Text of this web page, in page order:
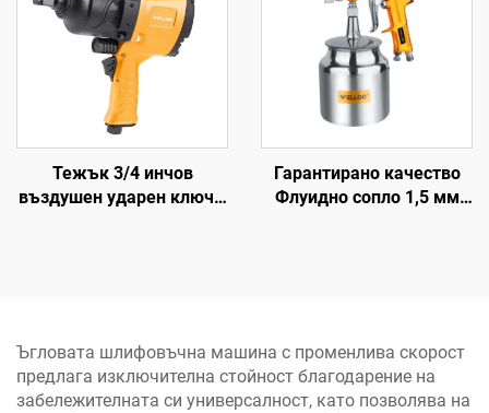
охлаждани компресори
Тежък 3/4 инчов
въздушен ударен ключ с
Гарантирано качество
Флуидно сопло 1,5 мм
Ъгловата шлифовъчна машина с променлива скорост
предлага изключителна стойност благодарение на
забележителната си универсалност, като позволява на